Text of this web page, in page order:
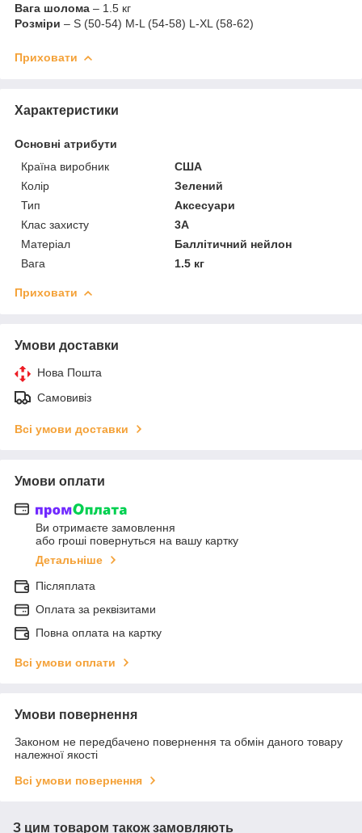
Вага шолома – 1.5 кг
Розміри – S (50-54) M-L (54-58) L-XL (58-62)
Приховати
Характеристики
Основні атрибути
Країна виробник
США
Колір
Зелений
Тип
Аксесуари
Клас захисту
3А
Матеріал
Баллітичний нейлон
Вага
1.5 кг
Приховати
Умови доставки
Нова Пошта
Самовивіз
Всі умови доставки
Умови оплати
Ви отримаєте замовлення
або гроші повернуться на вашу картку
Детальніше
Післяплата
Оплата за реквізитами
Повна оплата на картку
Всі умови оплати
Умови повернення
Законом не передбачено повернення та обмін даного товару
належної якості
Всі умови повернення
З цим товаром також замовляють